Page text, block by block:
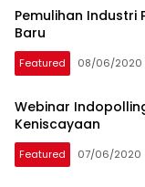
Pemulihan Industri
Baru
Featured 08/06/2020
Redaksi
Webinar
Keniscayaan
Featured 07/06/2020